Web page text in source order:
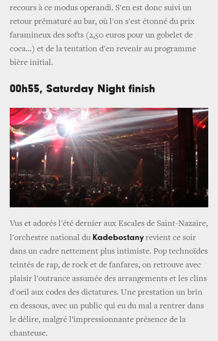
recours à ce modus operandi. S'en est donc suivi un
retour prématuré au bar, où l'on s'est étonné du prix
faramineux des softs (2,50 euros pour un gobelet de
coca...) et de la tentation d'en revenir au programme
bière initial.
00h55, Saturday Night finish
Vus et adorés l'été dernier aux Escales de Saint­-Nazaire,
l'orchestre national du Kadebostanyrevient ce soir
dans un cadre nettement plus intimiste. Pop technoïdes
teintés de rap, de rock et de fanfares, on retrouve avec
plaisir l'outrance assumée des arrangements et les clins
d'oeil aux codes des dictatures. Une prestation un brin
en dessous, avec un public qui eu du mal a rentrer dans
le délire, malgré l’impressionnante présence de la
chanteuse.